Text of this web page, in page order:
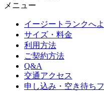
ッ
メニュー
イージートランクへ
サイズ・料金
利用方法
ご契約方法
Q&A
交通アクセス
申し込み・空き待ち